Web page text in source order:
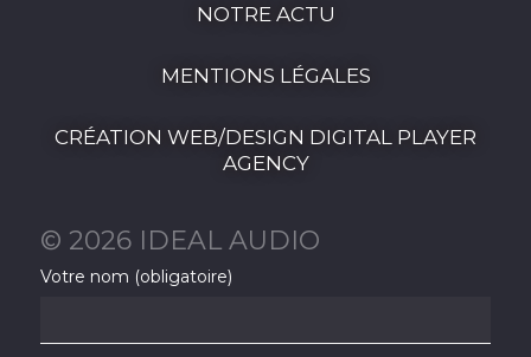
NOTRE ACTU
MENTIONS LÉGALES
CRÉATION WEB/DESIGN DIGITAL PLAYER
AGENCY
© 2026 IDEAL AUDIO
Votre nom (obligatoire)